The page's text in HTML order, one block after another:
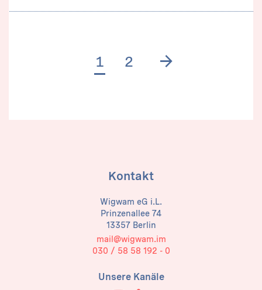
1 2 Next page
Kontakt
Wigwam eG i.L.
Prinzenallee 74
13357 Berlin
mail@wigwam.im
030 / 58 58 192 - 0
Unsere Kanäle